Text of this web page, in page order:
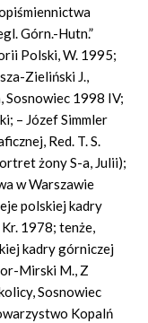
Górn.-Hutn.”
Polski, W. 1995;
Zieliński J.,
Sosnowiec 1998 IV;
– Józef Simmler
Red. T. S.
żony S-a, Julii);
w Warszawie
polskiej kadry
1978; tenże,
kadry górniczej
Mirski M., Z
Sosnowiec
Kopalń